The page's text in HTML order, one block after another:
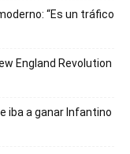
“Es un tráfico
England Revolution
iba a ganar Infantino